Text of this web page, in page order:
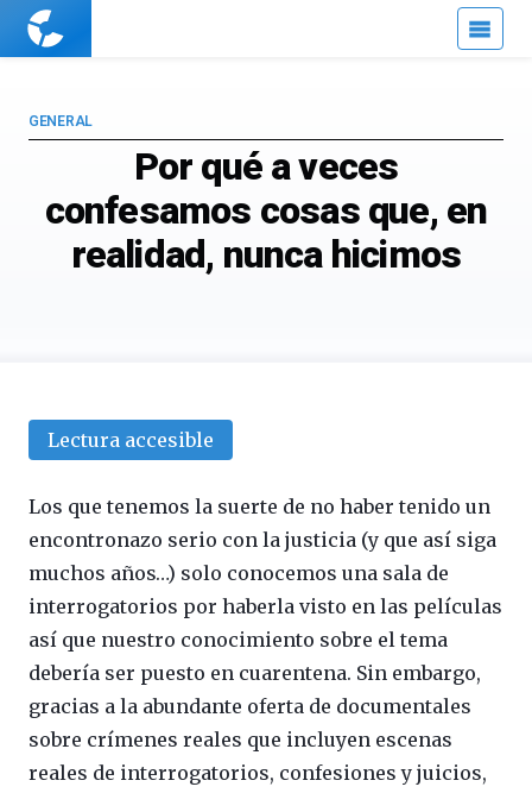
Cuaderno
Por qué a veces
confesamos cosas que, en
realidad, nunca hicimos
GENERAL
Lectura accesible
Los que tenemos la suerte de no haber tenido un
encontronazo serio con la justicia (y que así siga
muchos años…) solo conocemos una sala de
interrogatorios por haberla visto en las películas
así que nuestro conocimiento sobre el tema
debería ser puesto en cuarentena. Sin embargo,
gracias a la abundante oferta de documentales
sobre crímenes reales que incluyen escenas
reales de interrogatorios, confesiones y juicios,